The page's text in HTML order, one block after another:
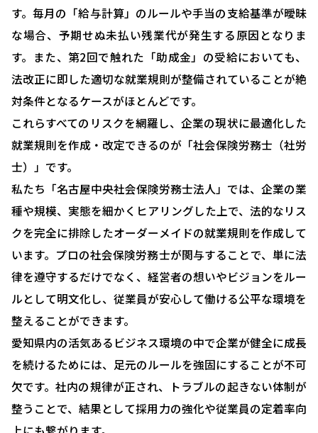
HOME
選ばれる理由
助成金について
就業規則について
採用コンサルティング
人事評価制度について
確定拠出型年金について
社会保険・給与計算について
労務システム管理について
お客様の声
ブログ＆ニュース
会社概要
お問い合わせ・相談予約
す。毎月の「給与計算」のルールや手当の支給基準が曖昧
な場合、予期せぬ未払い残業代が発生する原因となりま
す。また、第2回で触れた「助成金」の受給においても、
法改正に即した適切な就業規則が整備されていることが絶
対条件となるケースがほとんどです。
これらすべてのリスクを網羅し、企業の現状に最適化した
就業規則を作成・改定できるのが「社会保険労務士（社労
士）」です。
私たち「名古屋中央社会保険労務士法人」では、企業の業
種や規模、実態を細かくヒアリングした上で、法的なリス
クを完全に排除したオーダーメイドの就業規則を作成して
います。プロの社会保険労務士が関与することで、単に法
律を遵守するだけでなく、経営者の想いやビジョンをルー
ルとして明文化し、従業員が安心して働ける公平な環境を
整えることができます。
愛知県内の活気あるビジネス環境の中で企業が健全に成長
を続けるためには、足元のルールを強固にすることが不可
欠です。社内の規律が正され、トラブルの起きない体制が
整うことで、結果として採用力の強化や従業員の定着率向